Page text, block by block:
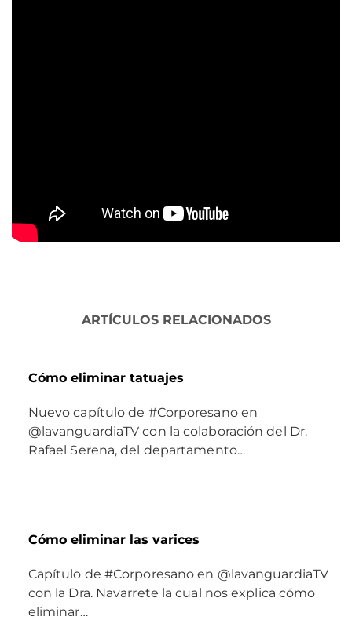
ARTÍCULOS RELACIONADOS
Cómo eliminar tatuajes
Nuevo capítulo de #Corporesano en
@lavanguardiaTV con la colaboración del Dr.
Rafael Serena, del departamento…
Cómo eliminar las varices
Capítulo de #Corporesano en @lavanguardiaTV
con la Dra. Navarrete la cual nos explica cómo
eliminar…